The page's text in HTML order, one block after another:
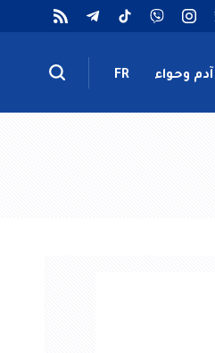
آدم وحواء FR